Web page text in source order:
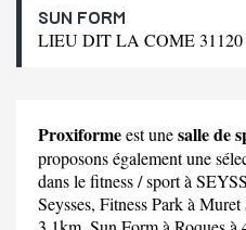
SUN FORM
LIEU DIT LA COME 31120
Proxiformeest unesalle de
proposons également une
dans le fitness / sport à
Seysses, Fitness Parkà Muret